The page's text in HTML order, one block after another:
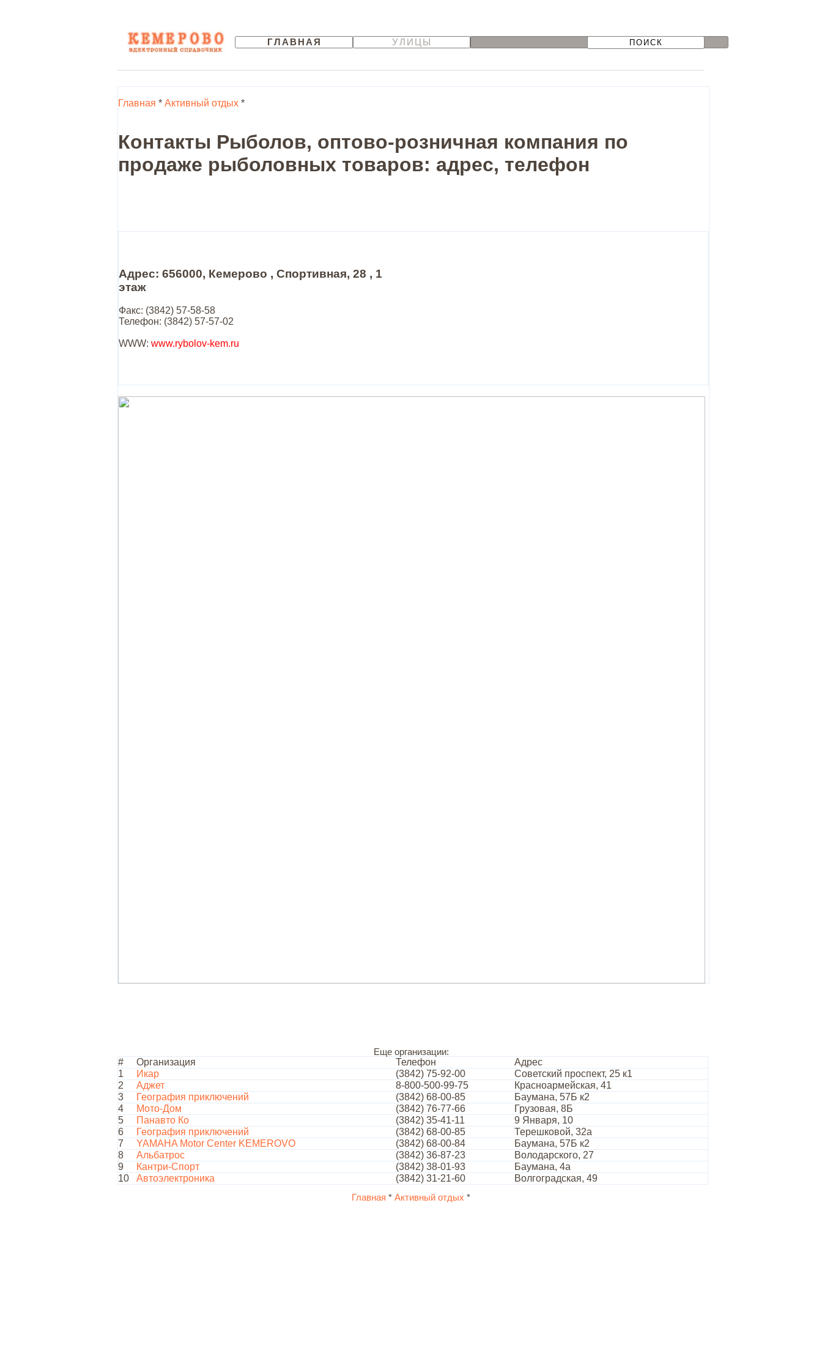
ГЛАВНАЯ УЛИЦЫ
Главная * Активный отдых *
Контакты Рыболов, оптово-розничная компания по
продаже рыболовных товаров: адрес, телефон
Адрес: 656000, Кемерово , Спортивная, 28 , 1
этаж
Факс: (3842) 57-58-58
Телефон: (3842) 57-57-02
WWW: www.rybolov-kem.ru
Еще организации:
# Организация Телефон
Адрес
1
Икар (3842) 75-92-00
Советский проспект, 25 к1
2
Аджет 8-800-500-99-75
Красноармейская, 41
3
География приключений (3842) 68-00-85
Баумана, 57Б к2
4
Мото-Дом (3842) 76-77-66
Грузовая, 8Б
5
Панавто Ко (3842) 35-41-11
9 Января, 10
6
География приключений (3842) 68-00-85
Терешковой, 32а
7
YAMAHA Motor Center KEMEROVO (3842) 68-00-84
Баумана, 57Б к2
8
Альбатрос (3842) 36-87-23
Володарского, 27
9
Кантри-Спорт (3842) 38-01-93
Баумана, 4а
10
Автоэлектроника (3842) 31-21-60 Волгоградская, 49
Главная * Активный отдых *